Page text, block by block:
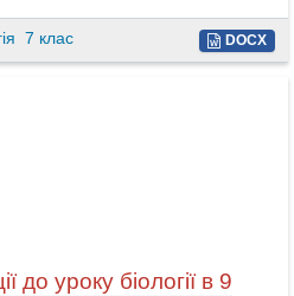
7 клас DOCX
до уроку біології в 9